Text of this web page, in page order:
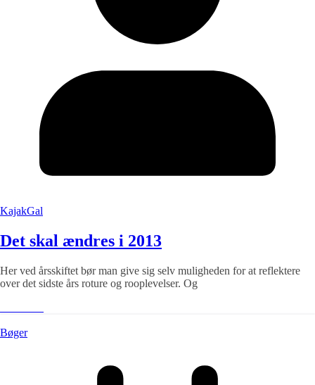
KajakGal
Det skal ændres i 2013
Her ved årsskiftet bør man give sig selv muligheden for at reflektere
over det sidste års roture og rooplevelser. Og
Bøger